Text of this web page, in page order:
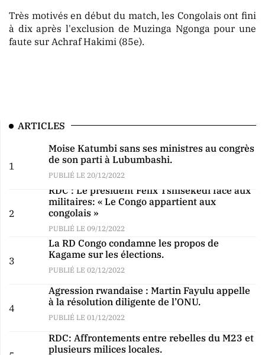
Très motivés en début du match, les Congolais ont fini
à dix après l'exclusion de Muzinga Ngonga pour une
faute sur Achraf Hakimi (85e).
ARTICLES
1
Moise Katumbi sans ses ministres au congrès
de son parti à Lubumbashi.
PUBLIÉ LE 20/12/2022
2
RDC : Le président Félix Tshisekedi face aux
militaires: « Le Congo appartient aux
congolais »
PUBLIÉ LE 09/12/2022
3
La RD Congo condamne les propos de
Kagame sur les élections.
PUBLIÉ LE 02/12/2022
4
Agression rwandaise : Martin Fayulu appelle
à la résolution diligente de l’ONU.
PUBLIÉ LE 01/12/2022
RDC: Affrontements entre rebelles du M23 et
plusieurs milices locales.